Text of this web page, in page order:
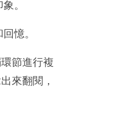
。
憶。
節進行複
來翻閱，